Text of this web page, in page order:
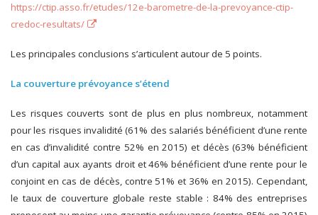
https://ctip.asso.fr/etudes/12e-barometre-de-la-prevoyance-ctip-
credoc-resultats/
Les principales conclusions s’articulent autour de 5 points.
La couverture prévoyance s’étend
Les risques couverts sont de plus en plus nombreux, notamment
pour les risques invalidité (61% des salariés bénéficient d’une rente
en cas d’invalidité contre 52% en 2015) et décès (63% bénéficient
d’un capital aux ayants droit et 46% bénéficient d’une rente pour le
conjoint en cas de décès, contre 51% et 36% en 2015). Cependant,
le taux de couverture globale reste stable : 84% des entreprises